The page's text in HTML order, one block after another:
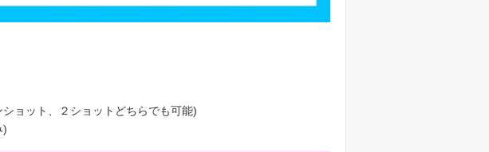
ット、２ショットどちらでも可能)
)